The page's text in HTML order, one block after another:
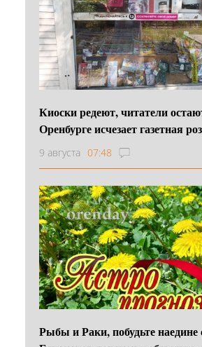
Киоски редеют, читатели
Оренбурге исчезает газетная
9 августа 07:48
Рыбы и Раки, побудьте наедине